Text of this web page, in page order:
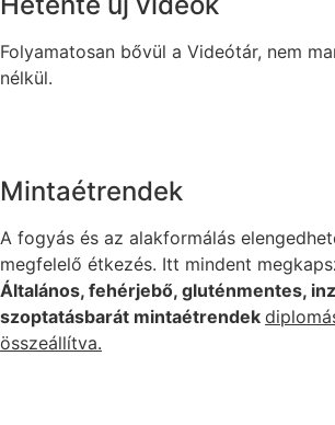
Folyamatosan bővül a Videótár, nem
nélkül.
Mintaétrendek
A fogyás és az alakformálás
megfelelő étkezés. Itt mindent
Általános, fehérjebő, gluténmentes,
szoptatásbarát mintaétrendek
összeállítva.